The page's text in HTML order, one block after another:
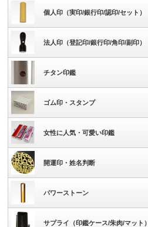
個人印（実印/銀行印/認印/セット）
法人印（登記印/銀行印/角印/副印）
チタン印鑑
ゴム印・スタンプ
女性に人気・可愛い印鑑
開運印・姓名判断
パワーストーン
サプライ（印鑑ケース/朱肉/マット）